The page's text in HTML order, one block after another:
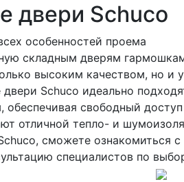
двери Schuco
особенностей проема
складным дверям
высоким качеством, но
Schuco идеально
свободный
отличной тепло- и
сможете ознакомиться
специалистов по